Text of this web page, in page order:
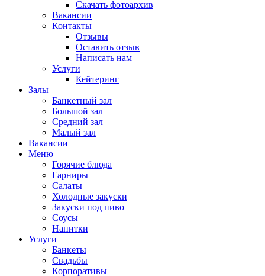
Скачать фотоархив
Вакансии
Контакты
Отзывы
Оставить отзыв
Написать нам
Услуги
Кейтеринг
Залы
Банкетный зал
Большой зал
Средний зал
Малый зал
Вакансии
Меню
Горячие блюда
Гарниры
Салаты
Холодные закуски
Закуски под пиво
Соусы
Напитки
Услуги
Банкеты
Свадьбы
Корпоративы